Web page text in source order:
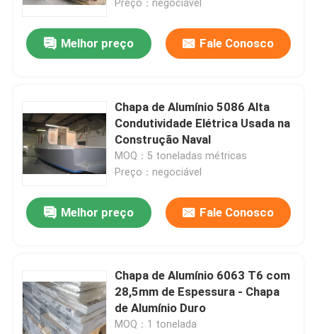
Preço：negociável
Melhor preço Fale Conosco
Chapa de Alumínio 5086 Alta
Condutividade Elétrica Usada na
Construção Naval
MOQ：5 toneladas métricas
Preço：negociável
Melhor preço Fale Conosco
Chapa de Alumínio 6063 T6 com
28,5mm de Espessura - Chapa
de Alumínio Duro
MOQ：1 tonelada